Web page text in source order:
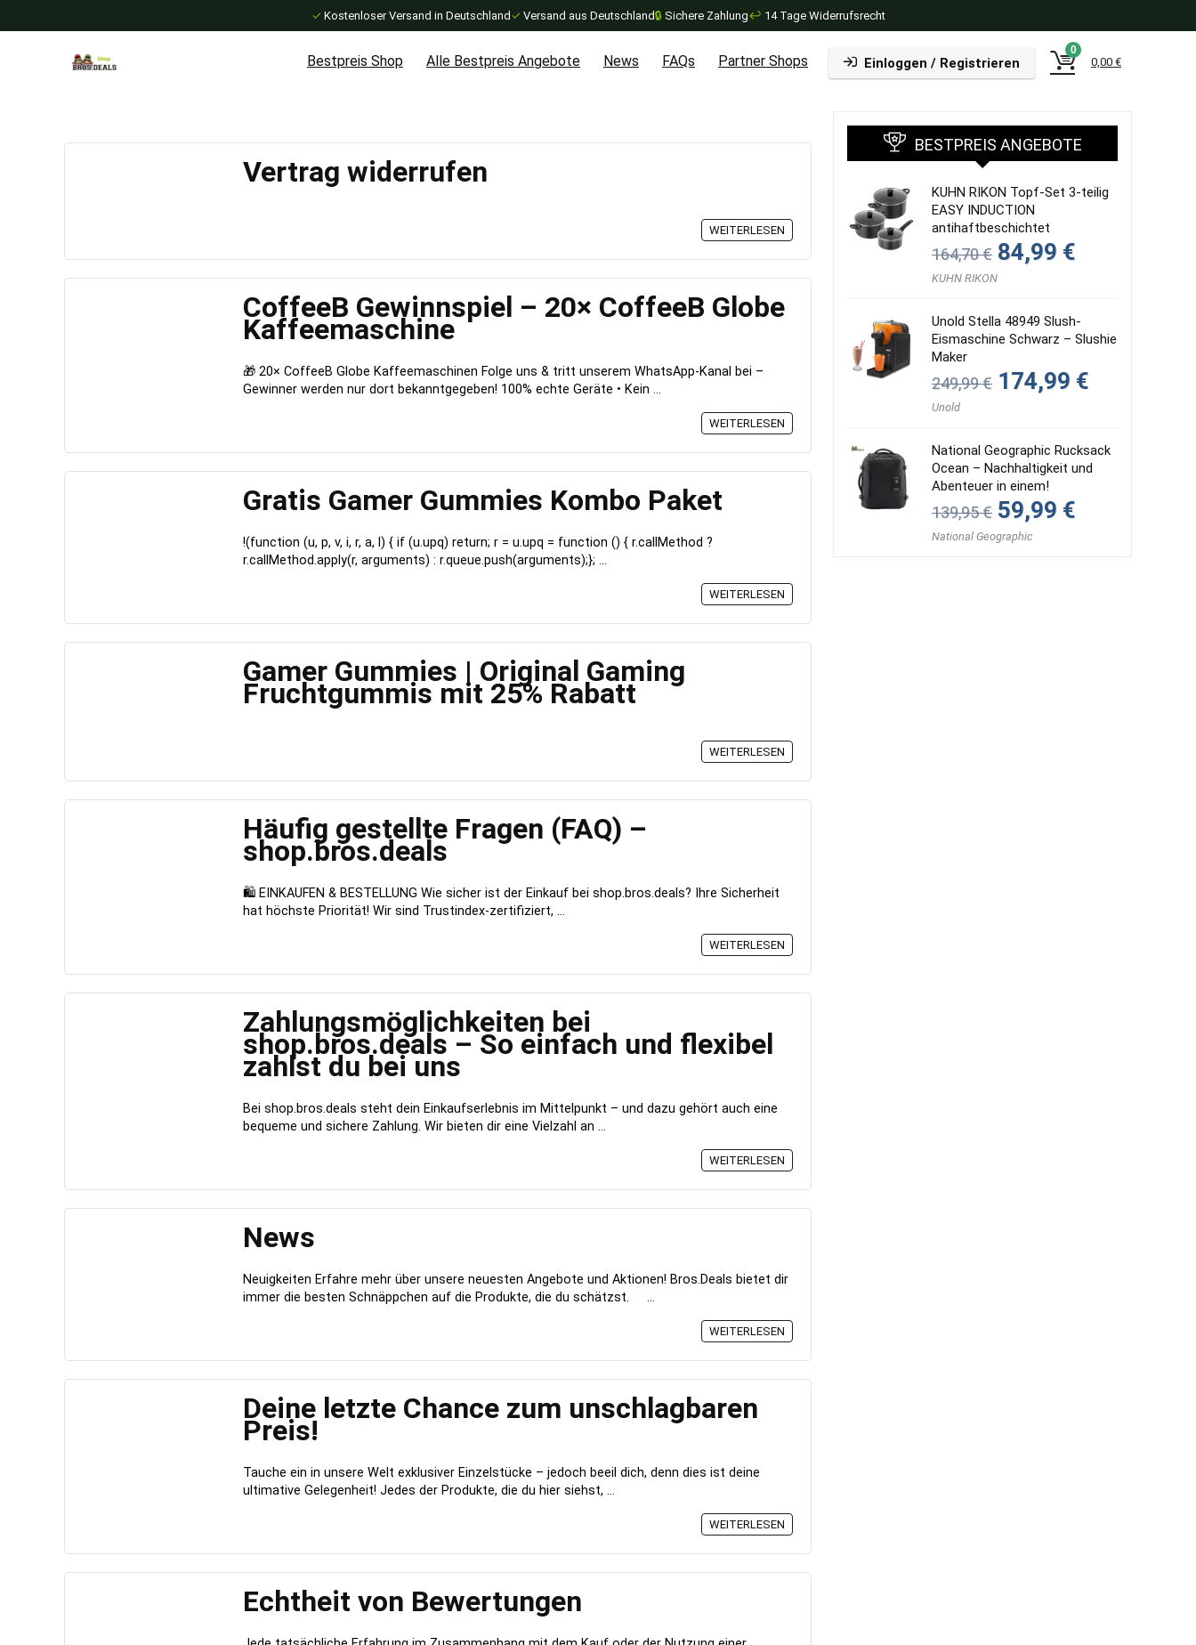
✓ Kostenloser Versand in Deutschland ✓ Versand aus Deutschland🔒 Sichere Zahlung↩ 14 Tage Widerrufsrecht
Bestpreis Shop Alle Bestpreis Angebote News FAQs Partner Shops Einloggen / Registrieren
0
0,00 €
Vertrag widerrufen
WEITERLESEN
CoffeeB Gewinnspiel – 20× CoffeeB Globe
Kaffeemaschine
🎁 20× CoffeeB Globe Kaffeemaschinen Folge uns & tritt unserem WhatsApp-Kanal bei –
Gewinner werden nur dort bekanntgegeben! 100% echte Geräte • Kein ...
WEITERLESEN
Gratis Gamer Gummies Kombo Paket
!(function (u, p, v, i, r, a, l) { if (u.upq) return; r = u.upq = function () { r.callMethod ?
r.callMethod.apply(r, arguments) : r.queue.push(arguments);}; ...
WEITERLESEN
Gamer Gummies | Original Gaming
Fruchtgummis mit 25% Rabatt
WEITERLESEN
Häufig gestellte Fragen (FAQ) –
shop.bros.deals
🛍️ EINKAUFEN & BESTELLUNG Wie sicher ist der Einkauf bei shop.bros.deals? Ihre Sicherheit
hat höchste Priorität! Wir sind Trustindex-zertifiziert, ...
WEITERLESEN
Zahlungsmöglichkeiten bei
shop.bros.deals – So einfach und flexibel
zahlst du bei uns
Bei shop.bros.deals steht dein Einkaufserlebnis im Mittelpunkt – und dazu gehört auch eine
bequeme und sichere Zahlung. Wir bieten dir eine Vielzahl an ...
WEITERLESEN
News
Neuigkeiten Erfahre mehr über unsere neuesten Angebote und Aktionen! Bros.Deals bietet dir
immer die besten Schnäppchen auf die Produkte, die du schätzst. ...
WEITERLESEN
Deine letzte Chance zum unschlagbaren
Preis!
Tauche ein in unsere Welt exklusiver Einzelstücke – jedoch beeil dich, denn dies ist deine
ultimative Gelegenheit! Jedes der Produkte, die du hier siehst, ...
WEITERLESEN
Echtheit von Bewertungen
BESTPREIS ANGEBOTE
KUHN RIKON Topf-Set 3-teilig
EASY INDUCTION
antihaftbeschichtet
164,70€ Ursprünglicher
Preis
war:
84,99 €
KUHN RIKON
Unold Stella 48949 Slush-
Eismaschine Schwarz – Slushie
Maker
249,99€ Ursprünglicher
Preis
174,99 €
Unold
National Geographic Rucksack
Ocean – Nachhaltigkeit und
Abenteuer in einem!
139,95€ Ursprünglicher
Preis
war:
139,95 €
59,99 €
National Geographic